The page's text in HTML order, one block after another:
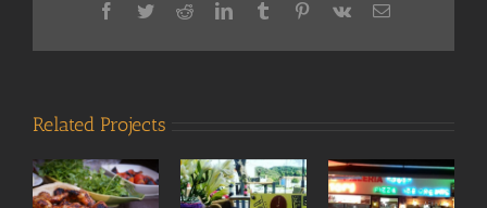
Facebook
TwitterRedditLinkedInTumblr Pinterest
Vk Email
Related Projects